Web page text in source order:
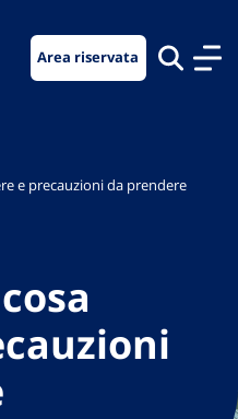
Area riservata
e precauzioni da prendere